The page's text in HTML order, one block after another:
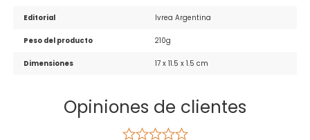
Editorial Ivrea Argentina
Peso del producto 210g
Dimensiones 17 x 11.5 x 1.5 cm
Opiniones de clientes